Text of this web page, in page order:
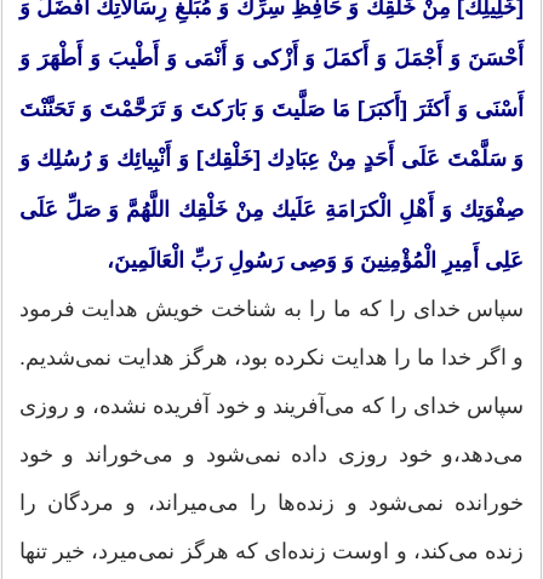
[خَلِیلِك] مِنْ خَلْقِك وَ حَافِظِ سِرِّك وَ مُبَلِّغِ رِسَالاتِك أَفْضَلَ وَ
أَحْسَنَ وَ أَجْمَلَ وَ أَكمَلَ وَ أَزْكی وَ أَنْمَی وَ أَطْیبَ وَ أَطْهَرَ وَ
أَسْنَی وَ أَكثَرَ [أَكبَرَ] مَا صَلَّیتَ وَ بَارَكتَ وَ تَرَحَّمْتَ وَ تَحَنَّنْتَ
وَ سَلَّمْتَ عَلَی أَحَدٍ مِنْ عِبَادِك [خَلْقِك] وَ أَنْبِیائِك وَ رُسُلِك وَ
صِفْوَتِك وَ أَهْلِ الْكرَامَةِ عَلَیك مِنْ خَلْقِك اللَّهُمَّ وَ صَلِّ عَلَی
عَلِی أَمِیرِ الْمُؤْمِنِینَ وَ وَصِی رَسُولِ رَبِّ الْعَالَمِینَ،
سپاس خدای را كه ما را به شناخت خویش هدایت فرمود
و اگر خدا ما را هدایت نكرده بود، هرگز هدایت نمی‌شدیم.
سپاس خدای را كه می‌آفریند و خود آفریده نشده، و روزی
می‌دهد،و خود روزی داده نمی‌شود و می‌خوراند و خود
خورانده نمی‌شود و زنده‌ها را می‌میراند، و مردگان را
زنده می‌كند، و اوست زنده‌ای كه هرگز نمی‌میرد، خیر تنها